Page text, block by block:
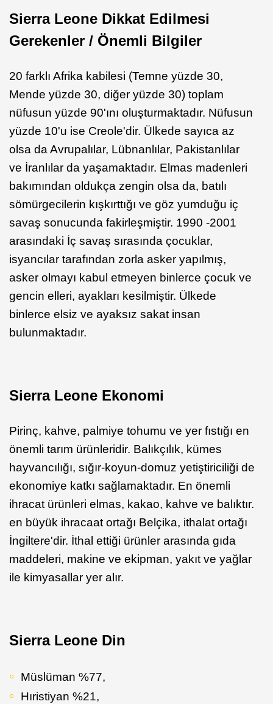
Sierra Leone Dikkat Edilmesi
Gerekenler / Önemli Bilgiler
20 farklı Afrika kabilesi (Temne yüzde 30,
Mende yüzde 30, diğer yüzde 30) toplam
nüfusun yüzde 90'ını oluşturmaktadır. Nüfusun
yüzde 10'u ise Creole'dir. Ülkede sayıca az
olsa da Avrupalılar, Lübnanlılar, Pakistanlılar
ve İranlılar da yaşamaktadır. Elmas madenleri
bakımından oldukça zengin olsa da, batılı
sömürgecilerin kışkırttığı ve göz yumduğu iç
savaş sonucunda fakirleşmiştir. 1990 -2001
arasındaki İç savaş sırasında çocuklar,
isyancılar tarafından zorla asker yapılmış,
asker olmayı kabul etmeyen binlerce çocuk ve
gencin elleri, ayakları kesilmiştir. Ülkede
binlerce elsiz ve ayaksız sakat insan
bulunmaktadır.
Sierra Leone Ekonomi
Pirinç, kahve, palmiye tohumu ve yer fıstığı en
önemli tarım ürünleridir. Balıkçılık, kümes
hayvancılığı, sığır-koyun-domuz yetiştiriciliği de
ekonomiye katkı sağlamaktadır. En önemli
ihracat ürünleri elmas, kakao, kahve ve balıktır.
en büyük ihracaat ortağı Belçika, ithalat ortağı
İngiltere'dir. İthal ettiği ürünler arasında gıda
maddeleri, makine ve ekipman, yakıt ve yağlar
ile kimyasallar yer alır.
Sierra Leone Din
Müslüman %77,
Hıristiyan %21,